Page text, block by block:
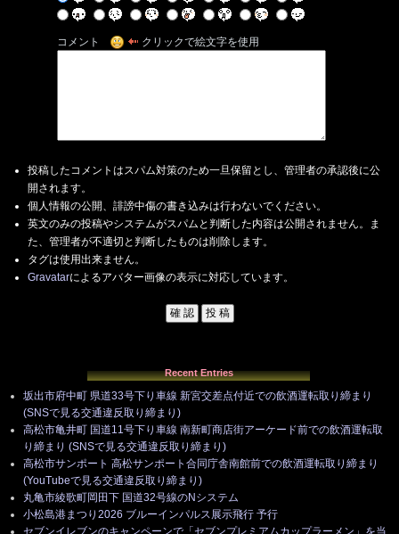
コメント クリックで絵文字を使用
投稿したコメントはスパム対策のため一旦保留とし、管理者の承認後に公
開されます。
個人情報の公開、誹謗中傷の書き込みは行わないでください。
英文のみの投稿やシステムがスパムと判断した内容は公開されません。ま
た、管理者が不適切と判断したものは削除します。
タグは使用出来ません。
Gravatarによるアバター画像の表示に対応しています。
Recent Entries
坂出市府中町 県道33号下り車線 新宮交差点付近での飲酒運転取り締まり
(SNSで見る交通違反取り締まり)
高松市亀井町 国道11号下り車線 南新町商店街アーケード前での飲酒運転取
り締まり (SNSで見る交通違反取り締まり)
高松市サンポート 高松サンポート合同庁舎南館前での飲酒運転取り締まり
(YouTubeで見る交通違反取り締まり)
丸亀市綾歌町岡田下 国道32号線のNシステム
小松島港まつり2026 ブルーインパルス展示飛行 予行